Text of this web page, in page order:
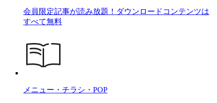
会員限定記事が読み放題！ダウンロードコンテンツは
すべて無料
メニュー・チラシ・POP